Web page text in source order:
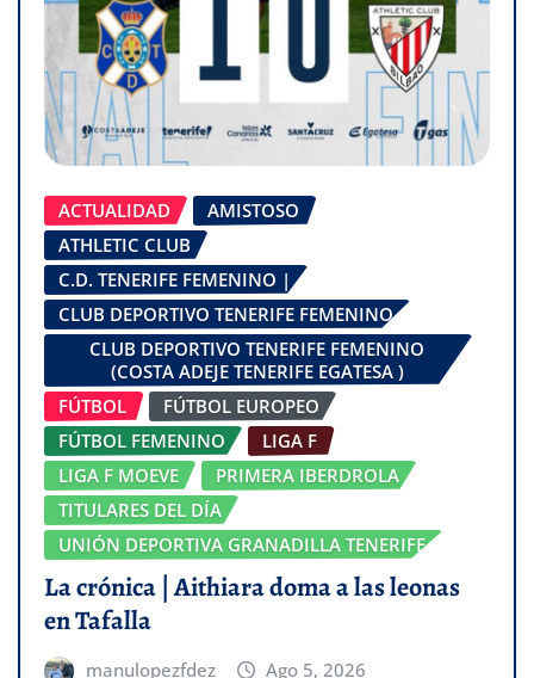
ACTUALIDAD
AMISTOSO
ATHLETIC CLUB
C.D. TENERIFE FEMENINO |
CLUB DEPORTIVO TENERIFE FEMENINO
CLUB DEPORTIVO TENERIFE FEMENINO
(COSTA ADEJE TENERIFE EGATESA )
FÚTBOL
FÚTBOL EUROPEO
FÚTBOL FEMENINO
LIGA F
LIGA F MOEVE
PRIMERA IBERDROLA
TITULARES DEL DÍA
UNIÓN DEPORTIVA GRANADILLA TENERIFE
La crónica | Aithiara doma a las leonas
en Tafalla
manulopezfdez Ago 5, 2026